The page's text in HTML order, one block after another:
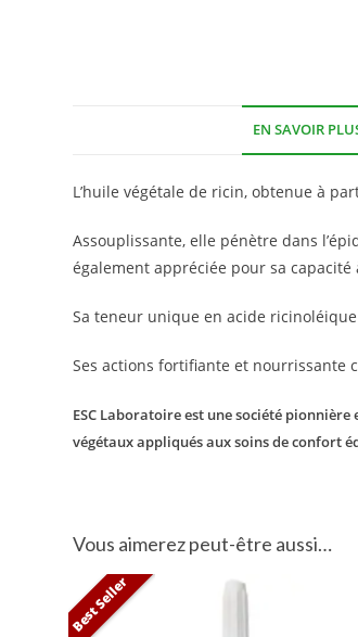
EN SAVOIR
L’huile végétale de ricin, obtenue à
Assouplissante, elle pénètre dans
également appréciée pour sa
Sa teneur unique en acide
Ses actions fortifiante et nourrissante
ESC Laboratoire est une société
végétaux appliqués aux soins de confort
Vous aimerez peut-être aussi…
Best Seller